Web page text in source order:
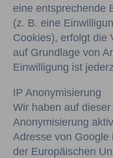
eine entsprechende
(z. B. eine
Cookies), erfolgt die
auf Grundlage von
Einwilligung ist
IP Anonymisierung
Wir haben auf
Anonymisierung
Adresse von Google
der Europäischen